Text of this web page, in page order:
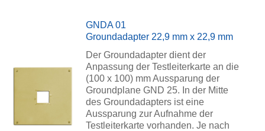
GNDA 01
Groundadapter 22,9 mm x 22,9 mm
Der Groundadapter dient der
Anpassung der Testleiterkarte an die
(100 x 100) mm Aussparung der
Groundplane GND 25. In der Mitte
des Groundadapters ist eine
Aussparung zur Aufnahme der
Testleiterkarte vorhanden. Je nach